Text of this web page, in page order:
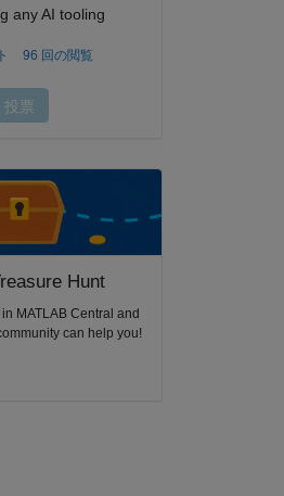
Hunt
MATLAB Central and
can help you!